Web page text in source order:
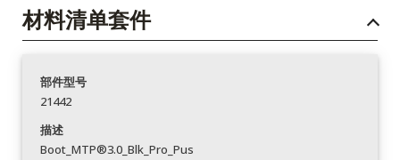
材料清单套件
部件型号
21442
描述
Boot_MTP®3.0_Blk_Pro_Pus